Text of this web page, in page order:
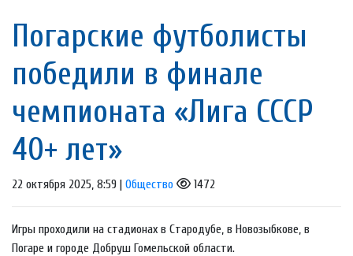
Погарские футболисты
победили в финале
чемпионата «Лига СССР
40+ лет»
22 октября 2025, 8:59 | Общество 1472
Игры проходили на стадионах в Стародубе, в Новозыбкове, в
Погаре и городе Добруш Гомельской области.